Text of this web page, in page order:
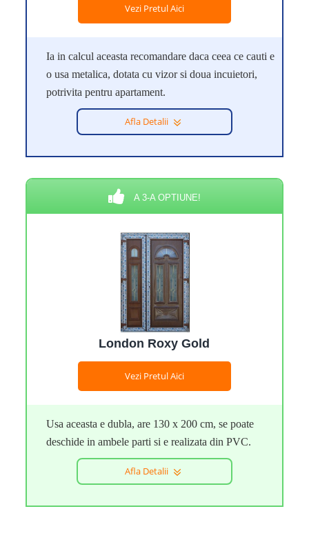
Vezi Pretul Aici
Ia in calcul aceasta recomandare daca ceea ce cauti e
o usa metalica, dotata cu vizor si doua incuietori,
potrivita pentru apartament.
Afla Detalii
A 3-A OPTIUNE!
London Roxy Gold
Vezi Pretul Aici
Usa aceasta e dubla, are 130 x 200 cm, se poate
deschide in ambele parti si e realizata din PVC.
Afla Detalii